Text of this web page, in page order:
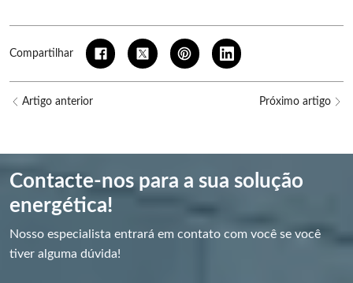
Compartilhar
Artigo anterior Próximo artigo
Contacte-nos para a sua solução
energética!
Nosso especialista entrará em contato com você se você
tiver alguma dúvida!